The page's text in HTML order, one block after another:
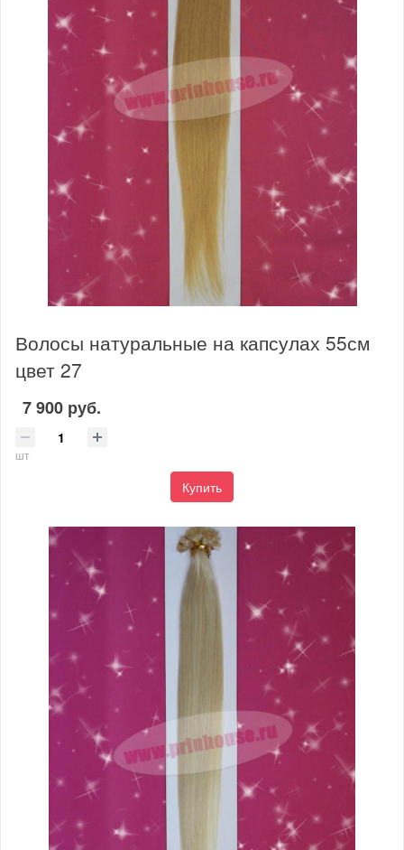
Волосы натуральные на капсулах 55см
цвет 27
7 900 руб.
шт
Купить